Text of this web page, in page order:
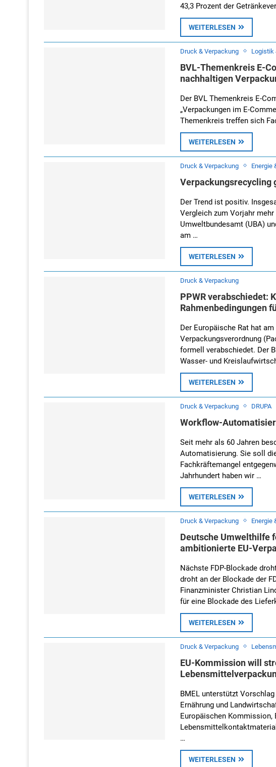
43,3 Prozent der
WEITERLESEN
Druck & Verpackung Logistik
BVL-Themenkreis E-
nachhaltigen
Der BVL Themenkreis E-
„Verpackungen im E-
Themenkreis treffen sich
WEITERLESEN
Druck & Verpackung Energie
Der Trend ist positiv.
Vergleich zum Vorjahr
Umweltbundesamt (UBA)
am …
WEITERLESEN
Druck & Verpackung
PPWR verabschiedet:
Rahmenbedingungen
Der Europäische Rat hat
Verpackungsverordnung
formell verabschiedet. Der
Wasser- und
WEITERLESEN
Druck & Verpackung DRUPA
Workflow-
Seit mehr als 60 Jahren
Automatisierung. Sie soll
Fachkräftemangel
Jahrhundert haben wir …
WEITERLESEN
Druck & Verpackung Energie
Deutsche Umwelthilfe
ambitionierte EU-
Nächste FDP-Blockade
droht an der Blockade der
Finanzminister Christian
für eine Blockade des
WEITERLESEN
Druck & Verpackung
EU-Kommission will
BMEL unterstützt
Ernährung und
Europäischen
…
WEITERLESEN